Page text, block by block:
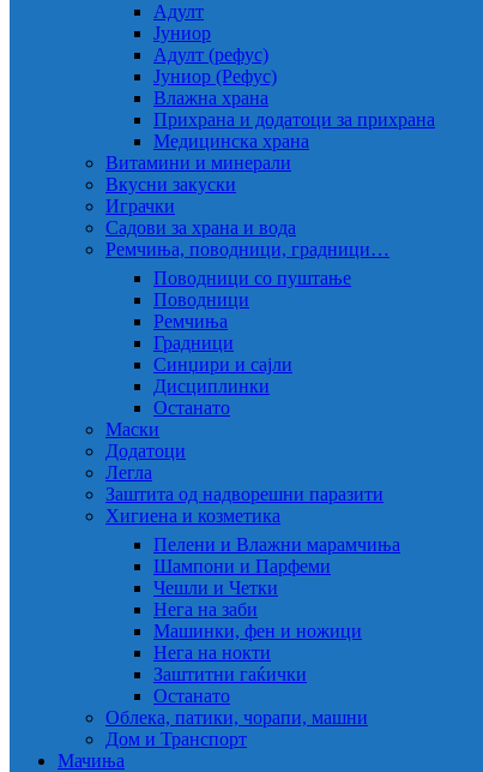
Адулт
Јуниор
Адулт (рефус)
Јуниор (Рефус)
Влажна храна
Прихрана и додатоци за прихрана
Медицинска храна
Витамини и минерали
Вкусни закуски
Играчки
Садови за храна и вода
Ремчиња, поводници, градници…
Поводници со пуштање
Поводници
Ремчиња
Градници
Синџири и сајли
Дисциплинки
Останато
Маски
Додатоци
Легла
Заштита од надворешни паразити
Хигиена и козметика
Пелени и Влажни марамчиња
Шампони и Парфеми
Чешли и Четки
Нега на заби
Машинки, фен и ножици
Нега на нокти
Заштитни гаќички
Останато
Облека, патики, чорапи, машни
Дом и Транспорт
Мачиња